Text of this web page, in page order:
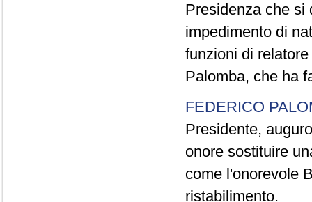
Presidenza che si
impedimento di
funzioni di
Palomba, che ha
FEDERICO
Presidente,
onore sostituire
come l'onorevole
ristabilimento.